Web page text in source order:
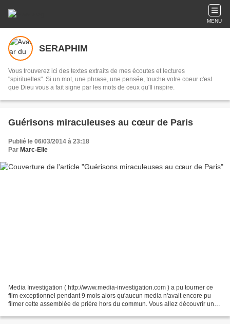
MENU
SERAPHIM
Vous trouverez ici des textes extraits de mes écoutes et lectures
"spirituelles". Si un mot, une phrase, une pensée, touche votre coeur c'est
que Dieu vous a fait signe par les mots de ceux qu'Il inspire.
Guérisons miraculeuses au cœur de Paris
Publié le 06/03/2014 à 23:18
Par Marc-Elie
Media Investigation ( http://www.media-investigation.com ) a pu tourner ce
film exceptionnel pendant 9 mois alors qu'aucun media n'avait encore pu
filmer cette assemblée de prière hors du commun. Vous allez découvrir un